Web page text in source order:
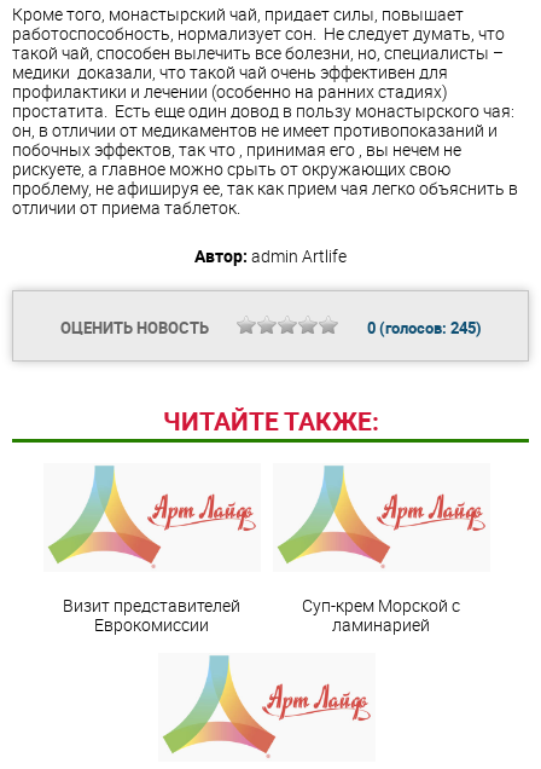
Кроме того, монастырский чай, придает силы, повышает
работоспособность, нормализует сон. Не следует думать, что
такой чай, способен вылечить все болезни, но, специалисты –
медики доказали, что такой чай очень эффективен для
профилактики и лечении (особенно на ранних стадиях)
простатита. Есть еще один довод в пользу монастырского чая:
он, в отличии от медикаментов не имеет противопоказаний и
побочных эффектов, так что , принимая его , вы нечем не
рискуете, а главное можно срыть от окружающих свою
проблему, не афишируя ее, так как прием чая легко объяснить в
отличии от приема таблеток.
Автор: admin Artlife
ОЦЕНИТЬ НОВОСТЬ 0(голосов: 245)
ЧИТАЙТЕ ТАКЖЕ:
Визит представителей
Еврокомиссии
Суп-крем Морской с
ламинарией